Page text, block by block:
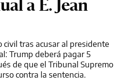
a E. Jean
civil tras acusar al presidente
Trump deberá pagar 5
de que el Tribunal Supremo
contra la sentencia.